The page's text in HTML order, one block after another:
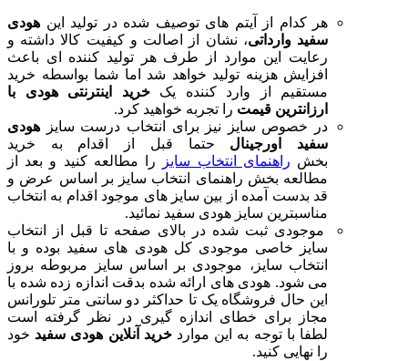
هر کدام از آیتم های توصیف شده در تولید این هودی
سفید وارداتی، نشان از اصالت و کیفیت کالا داشته و
رعایت این موارد از طرف هر تولید کننده ای باعث
افزایش هزینه تولید خواهد شد اما شما بواسطه خرید
مستقیم از وارد کننده یکخرید اینترنتی هودی با
ارزانترین قیمت را تجربه خواهید کرد.
در خصوص سایز نیز برای انتخاب درست سایز هودی
سفید اورجینال حتما قبل از اقدام به خرید
بخش راهنمای انتخاب سایز
را مطالعه کنید و بعد از
مطالعه بخش راهنمای انتخاب سایز بر اساس عرض و
قد بدست آمده از بین سایز های موجود اقدام به انتخاب
مناسبترین سایز هودی سفید نمائید.
موجودی ثبت شده در بالای صفحه تا قبل از انتخاب
سایز خاصی موجودی کل هودی های سفید بوده و با
انتخاب سایز، موجودی بر اساس سایز مربوطه بروز
می شود. هودی های ارائه شده بدقت اندازه زده شده با
این حال فروشگاه یک تا حداکثر دو سانتی متر تلورانس
مجاز برای خطای اندازه گیری در نظر گرفته است
لطفا با توجه به این مواردخرید آنلاین هودی سفید خود
را نهایی کنید.